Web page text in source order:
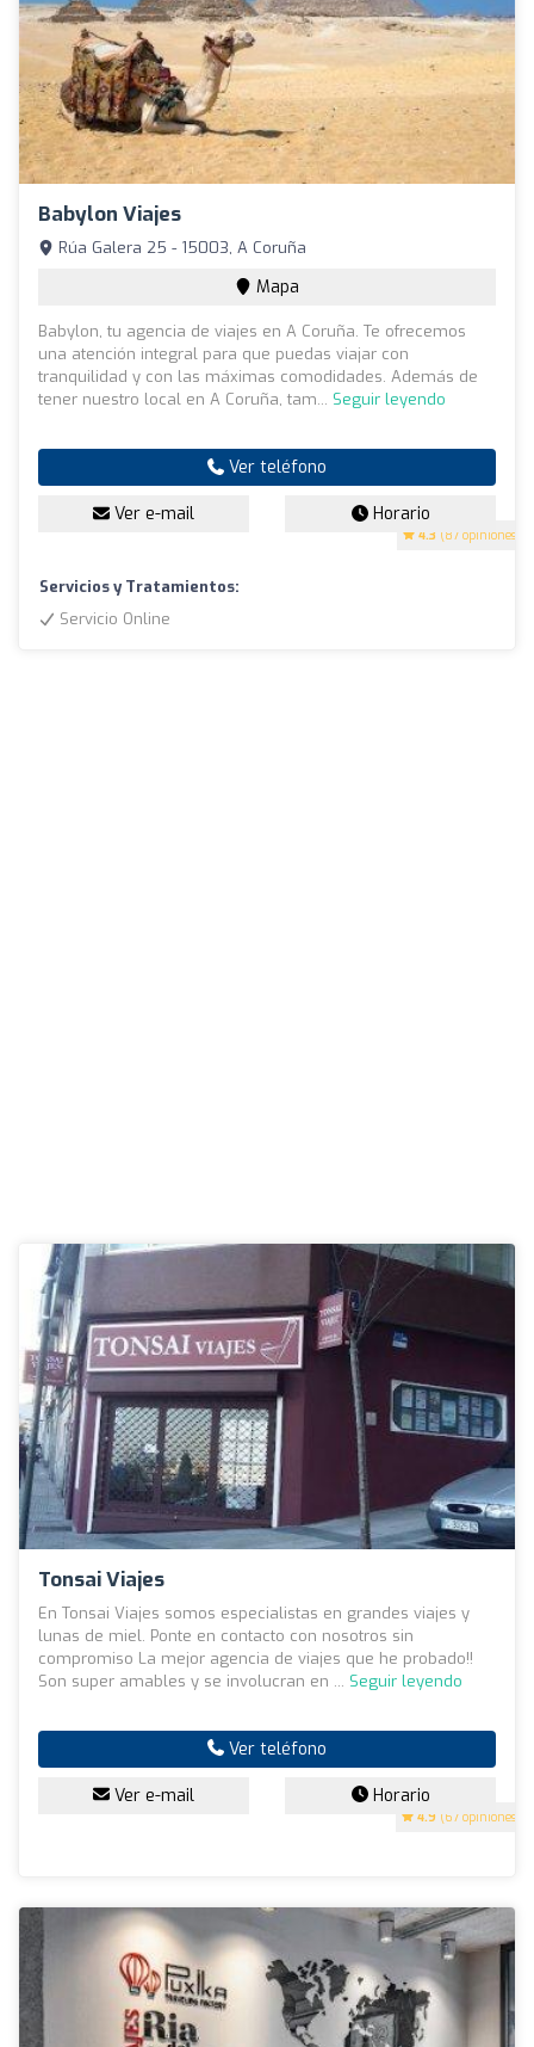
Babylon Viajes
4.3 (87 opiniones)
Rúa Galera 25 - 15003, A Coruña
Mapa
Babylon, tu agencia de viajes en A Coruña. Te ofrecemos
una atención integral para que puedas viajar con
tranquilidad y con las máximas comodidades. Además de
tener nuestro local en A Coruña, tam... Seguir leyendo
Ver teléfono
Ver e-mail Horario
Servicios y Tratamientos:
Servicio Online
Tonsai Viajes
4.9 (67 opiniones)
En Tonsai Viajes somos especialistas en grandes viajes y
lunas de miel. Ponte en contacto con nosotros sin
compromiso La mejor agencia de viajes que he probado!!
Son super amables y se involucran en ... Seguir leyendo
Ver teléfono
Ver e-mail Horario